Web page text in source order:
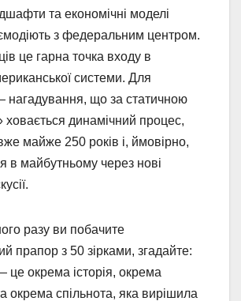
та економічні моделі
з федеральним центром.
це гарна точка входу в
системи. Для
нагадування, що за статичною
динамічний процес,
майже 250 років і, ймовірно,
в майбутньому через нові
разу ви побачите
прапор з 50 зірками, згадайте:
це окрема історія, окрема
окрема спільнота, яка вирішила